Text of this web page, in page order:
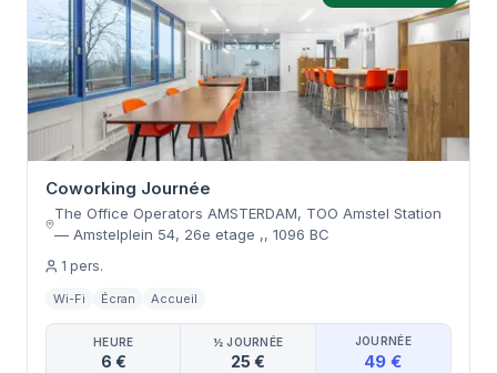
Coworking Journée
The Office Operators AMSTERDAM, TOO Amstel Station
— Amstelplein 54, 26e etage ,,1096 BC
1 pers.
Wi-Fi Écran Accueil
HEURE
6 €
½ JOURNÉE
25 €
JOURNÉE
49 €